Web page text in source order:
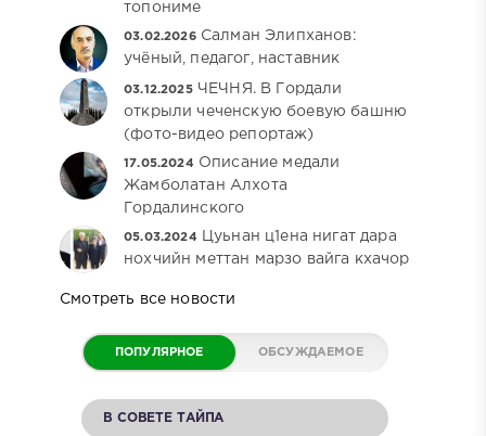
топониме
03.02.2026 Салман Элипханов:
учёный, педагог, наставник
03.12.2025 ЧЕЧНЯ. В Гордали
открыли чеченскую боевую башню
(фото-видео репортаж)
17.05.2024 Описание медали
Жамболатан Алхота
Гордалинского
05.03.2024
Цуьнан ц1ена нигат дара
нохчийн меттан марзо вайга кхачор
Смотреть все новости
ПОПУЛЯРНОЕ ОБСУЖДАЕМОЕ
В СОВЕТЕ ТАЙПА